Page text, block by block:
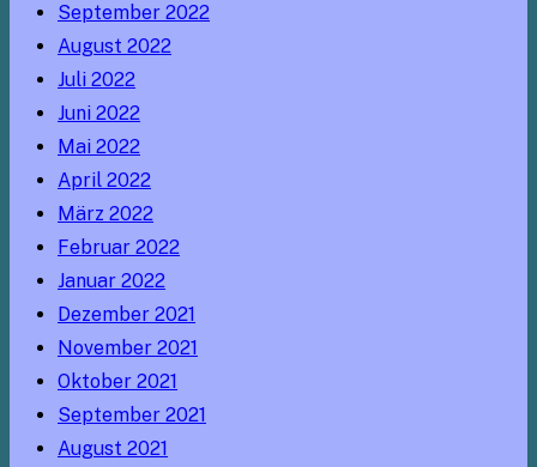
September 2022
August 2022
Juli 2022
Juni 2022
Mai 2022
April 2022
März 2022
Februar 2022
Januar 2022
Dezember 2021
November 2021
Oktober 2021
September 2021
August 2021